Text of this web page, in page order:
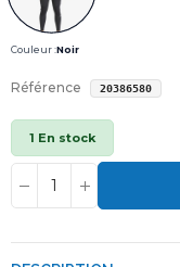
Couleur :Noir
Référence 20386580
1 En stock